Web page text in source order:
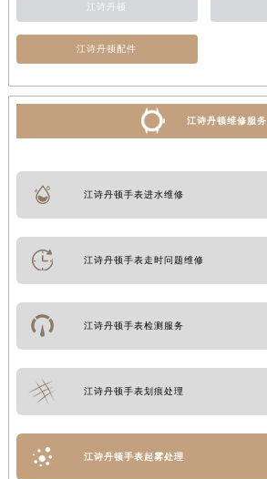
江诗丹顿
江诗丹顿配件
江诗丹顿维修服务
江诗丹顿手表进水维修
江诗丹顿手表走时问题维修
江诗丹顿手表检测服务
江诗丹顿手表划痕处理
江诗丹顿手表起雾处理